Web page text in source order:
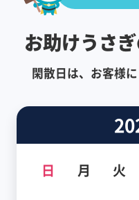
お助けうさ
閑散日は、お客様
日 月 火